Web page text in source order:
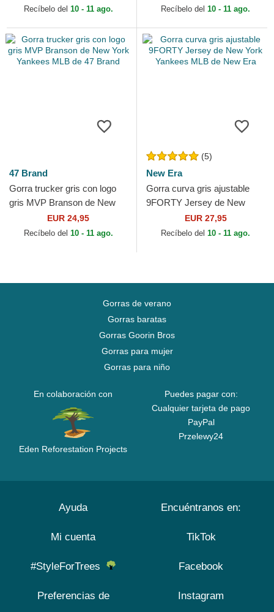
Yankees MLB de New Era
Recíbelo del 10 - 11 ago.
de New Era
Recíbelo del 10 - 11 ago.
47 Brand
Gorra trucker gris con logo
gris MVP Branson de New
York Yankees MLB de 47
Brand
EUR 24,95
Recíbelo del 10 - 11 ago.
(5)
New Era
Gorra curva gris ajustable
9FORTY Jersey de New
York Yankees MLB de New
EUR 27,95
Recíbelo del 10 - 11 ago.
Gorras de verano
Gorras baratas
Gorras Goorin Bros
Gorras para mujer
Gorras para niño
En colaboración con
Eden Reforestation Projects
Puedes pagar con:
Cualquier tarjeta de pago
PayPal
Przelewy24
Ayuda
Mi cuenta
#StyleForTrees
Preferencias de
Encuéntranos en:
TikTok
Facebook
Instagram